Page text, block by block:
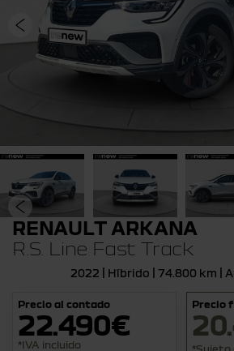
RENAULT ARKANA
R.S. Line Fast Track
2022 | Híbrido | 74.800 km |
Precio al contado
22.490€
*IVA incluido
Precio